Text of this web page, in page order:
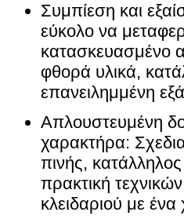
Συμπίεση και
εύκολο να
κατασκευασμένο
φθορά υλικά,
επανειλημμένη
Απλουστευμένη
χαρακτήρα:
πινής,
πρακτική
κλειδαριού με